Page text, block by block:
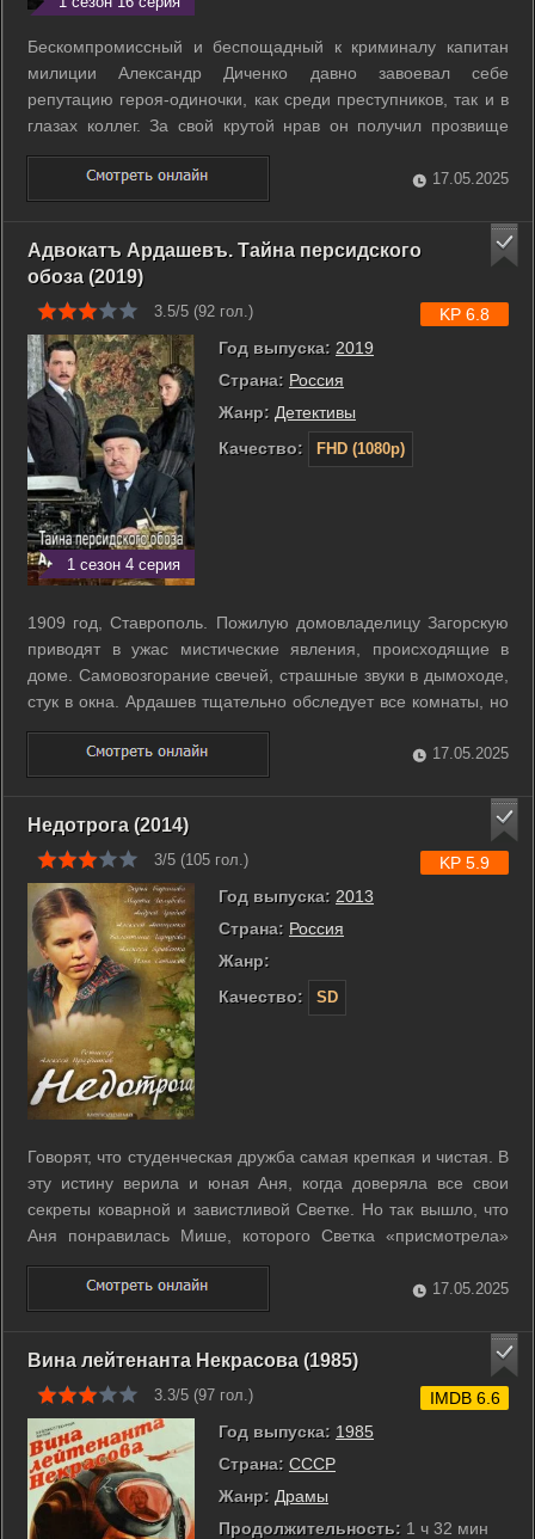
Бескомпромиссный и беспощадный к криминалу капитан
милиции Александр Диченко давно завоевал себе
репутацию героя-одиночки, как среди преступников, так и в
глазах коллег. За свой крутой нрав он получил прозвище
«Дикий».r r Начальство долго терпело нестандартные
методы работы Дикого, пока во время проведения
очередной операции по спасению заложника ...
17.05.2025
Адвокатъ Ардашевъ. Тайна персидского
обоза (2019)
3.5/5 (92 гол.)
1 сезон 4 серия
Год выпуска: 2019
Страна: Россия
Жанр: Детективы
Качество:
FHD (1080p)
KP 6.8
1909 год, Ставрополь. Пожилую домовладелицу Загорскую
приводят в ужас мистические явления, происходящие в
доме. Самовозгорание свечей, страшные звуки в дымоходе,
стук в окна. Ардашев тщательно обследует все комнаты, но
объяснения не находит. В это же время при проведении
земляных работ на центральной площади обнаруживают
скелет мужчины в форме ...
17.05.2025
Недотрога (2014)
3/5 (105 гол.)
Год выпуска: 2013
Страна: Россия
Жанр:
Качество:
SD
KP 5.9
Говорят, что студенческая дружба самая крепкая и чистая. В
эту истину верила и юная Аня, когда доверяла все свои
секреты коварной и завистливой Светке. Но так вышло, что
Аня понравилась Мише, которого Светка «присмотрела»
для себя. Став невольной разлучницей (Аня поначалу на
Мишу и смотреть не хотела), девушка навлекла на себя
самую черную зависть ...
17.05.2025
Вина лейтенанта Некрасова (1985)
3.3/5 (97 гол.)
Год выпуска: 1985
Страна: СССР
Жанр: Драмы
Продолжительность: 1 ч 32 мин
IMDB 6.6